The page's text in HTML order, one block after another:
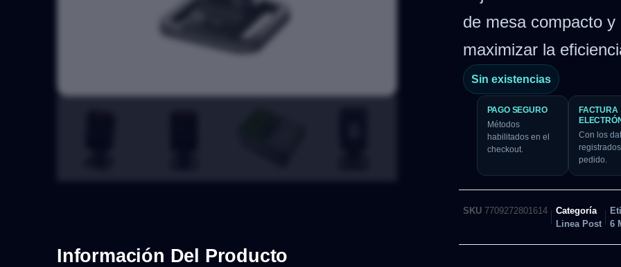
de mesa compacto
maximizar la
Sin existencias
PAGO SEGURO
Métodos
habilitados en el
checkout.
FACTURA
Con los
pedido.
SKU 7709272801614
Categoría
Linea Post
6
Información Del Producto